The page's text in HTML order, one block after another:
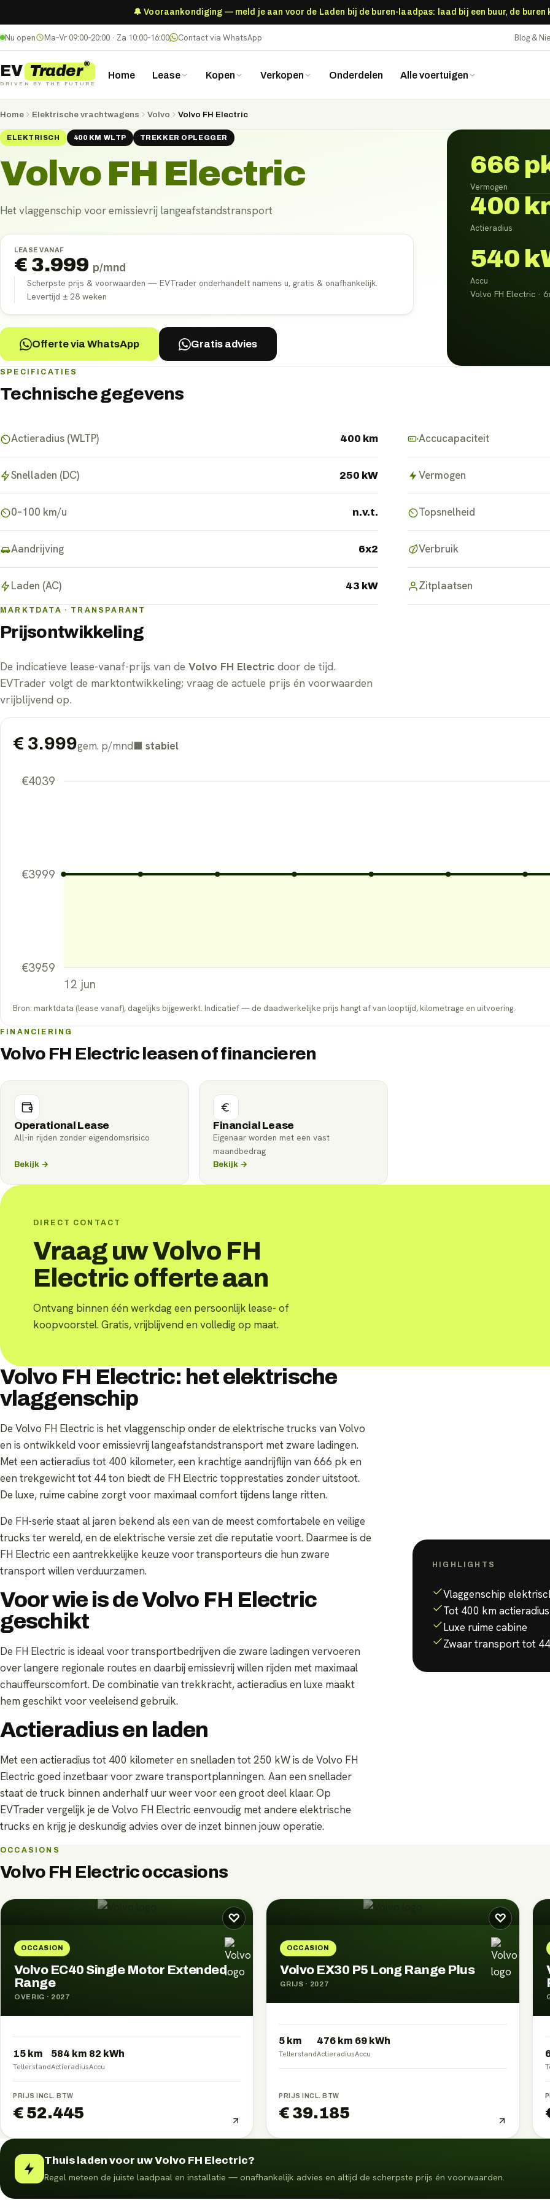
🔔 Vooraankondiging — meld je aan voor de Laden bij de buren-laadpas: laad bij een buur, de
Nu open Ma–Vr 09:00–20:00 · Za 10:00–16:00 Contact via WhatsApp Blog &
EV Trader®
DRIVEN BY THE FUTURE
Home Lease Kopen Verkopen Onderdelen Alle voertuigen
Home Elektrische vrachtwagens Volvo Volvo FH Electric
ELEKTRISCH 400 KM WLTP TREKKER OPLEGGER
Volvo FH Electric
Het vlaggenschip voor emissievrij langeafstandstransport
LEASE VANAF
€ 3.999 p/mnd
Scherpste prijs & voorwaarden — EVTrader onderhandelt namens u, gratis & onafhankelijk.
Levertijd ± 28 weken
Offerte via WhatsApp Gratis advies
666
Vermogen
400
Actieradius
540
Accu
Volvo FH Electric ·
SPECIFICATIES
Technische gegevens
Actieradius (WLTP) 400 km Accucapaciteit
Snelladen (DC) 250 kW Vermogen
0–100 km/u n.v.t. Topsnelheid
Aandrijving 6x2 Verbruik
Laden (AC) 43 kW Zitplaatsen
MARKTDATA · TRANSPARANT
Prijsontwikkeling
De indicatieve lease-vanaf-prijs van de Volvo FH Electric door de tijd.
EVTrader volgt de marktontwikkeling; vraag de actuele prijs én voorwaarden
vrijblijvend op.
€ 3.999gem. p/mnd■ stabiel
€4039
€3999
€3959
12 jun
Bron: marktdata (lease vanaf), dagelijks bijgewerkt. Indicatief — de daadwerkelijke prijs hangt af van looptijd, kilometrage en uitvoering.
FINANCIERING
Volvo FH Electric leasen of financieren
Operational Lease
All-in rijden zonder eigendomsrisico
Bekijk →
Financial Lease
Eigenaar worden met een vast
maandbedrag
Bekijk →
DIRECT CONTACT
Vraag uw Volvo FH
Electric offerte aan
Ontvang binnen één werkdag een persoonlijk lease- of
koopvoorstel. Gratis, vrijblijvend en volledig op maat.
Volvo FH Electric: het elektrische
vlaggenschip
De Volvo FH Electric is het vlaggenschip onder de elektrische trucks van Volvo
en is ontwikkeld voor emissievrij langeafstandstransport met zware ladingen.
Met een actieradius tot 400 kilometer, een krachtige aandrijflijn van 666 pk en
een trekgewicht tot 44 ton biedt de FH Electric topprestaties zonder uitstoot.
De luxe, ruime cabine zorgt voor maximaal comfort tijdens lange ritten.
De FH-serie staat al jaren bekend als een van de meest comfortabele en veilige
trucks ter wereld, en de elektrische versie zet die reputatie voort. Daarmee is de
FH Electric een aantrekkelijke keuze voor transporteurs die hun zware
transport willen verduurzamen.
Voor wie is de Volvo FH Electric
geschikt
De FH Electric is ideaal voor transportbedrijven die zware ladingen vervoeren
over langere regionale routes en daarbij emissievrij willen rijden met maximaal
chauffeurscomfort. De combinatie van trekkracht, actieradius en luxe maakt
hem geschikt voor veeleisend gebruik.
Actieradius en laden
Met een actieradius tot 400 kilometer en snelladen tot 250 kW is de Volvo FH
Electric goed inzetbaar voor zware transportplanningen. Aan een snellader
staat de truck binnen anderhalf uur weer voor een groot deel klaar. Op
EVTrader vergelijk je de Volvo FH Electric eenvoudig met andere elektrische
trucks en krijg je deskundig advies over de inzet binnen jouw operatie.
HIGHLIGHTS
Vlaggenschip
Tot 400 km actieradius
Luxe ruime cabine
Zwaar transport tot
OCCASIONS
Volvo FH Electricoccasions
♡
OCCASION
Volvo EC40 Single Motor Extended
Range
OVERIG · 2027
15 km
Tellerstand
584 km
Actieradius
82 kWh
Accu
PRIJS INCL. BTW
€ 52.445
♡
OCCASION
Volvo EX30 P5 Long Range Plus
GRIJS · 2027
5 km
Tellerstand
476 km
Actieradius
69 kWh
Accu
PRIJS INCL. BTW
€ 39.185
Thuis laden voor uw Volvo FH Electric?
Regel meteen de juiste laadpaal en installatie — onafhankelijk advies en altijd de scherpste prijs én voorwaarden.